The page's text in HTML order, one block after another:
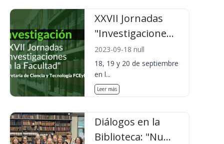
XXVII Jornadas
"Investigacione...
2023-09-18 null
18, 19 y 20 de septiembre
en l...
Leer más
Diálogos en la
Biblioteca: "Nu...